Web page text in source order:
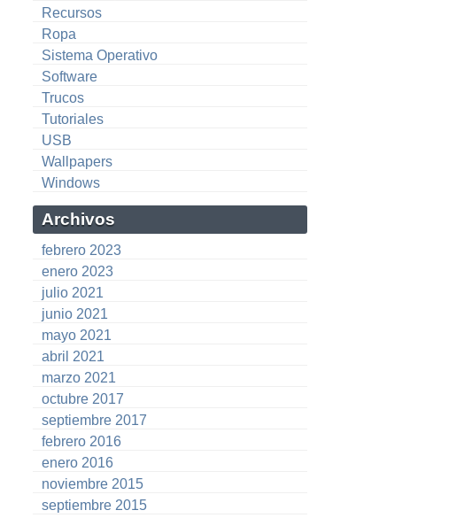
Recursos
Ropa
Sistema Operativo
Software
Trucos
Tutoriales
USB
Wallpapers
Windows
Archivos
febrero 2023
enero 2023
julio 2021
junio 2021
mayo 2021
abril 2021
marzo 2021
octubre 2017
septiembre 2017
febrero 2016
enero 2016
noviembre 2015
septiembre 2015